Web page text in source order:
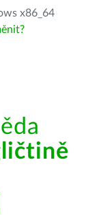
x86_64